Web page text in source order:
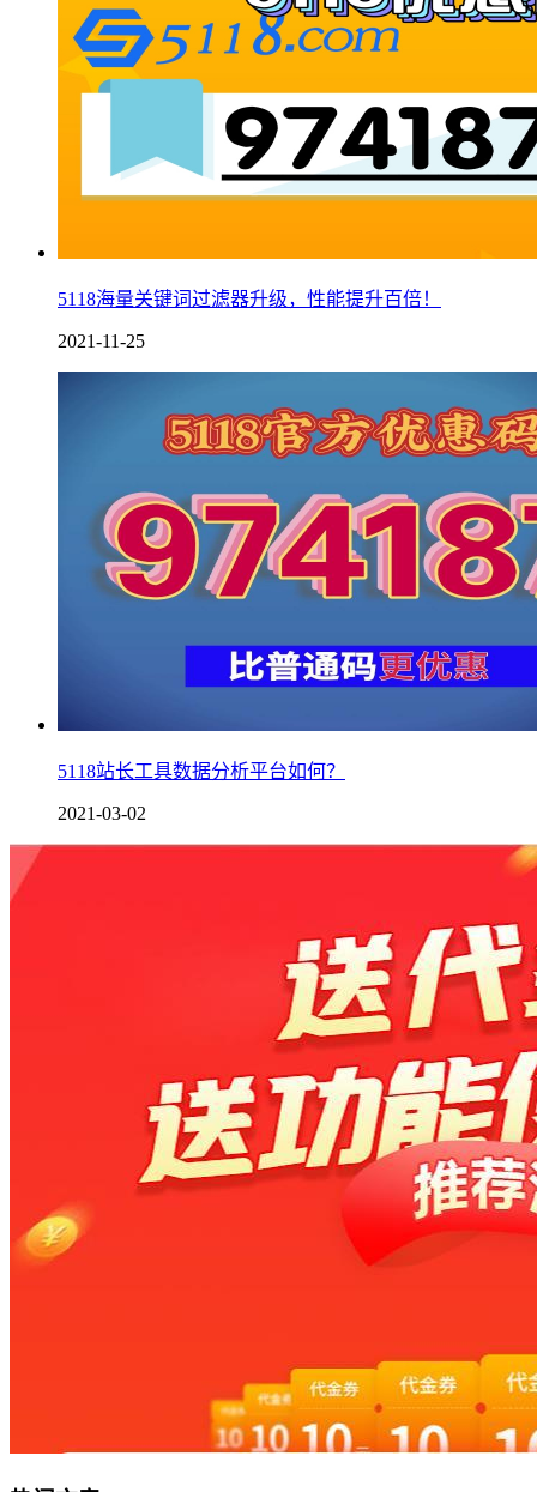
5118海量关键词过滤器升级，性能提升百倍！
2021-11-25
5118站长工具数据分析平台如何？
2021-03-02